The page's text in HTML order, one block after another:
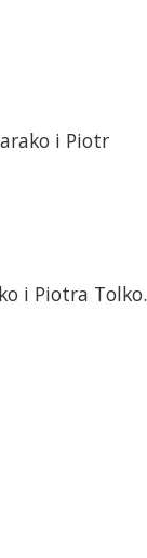
i Piotr
i Piotra Tolko.